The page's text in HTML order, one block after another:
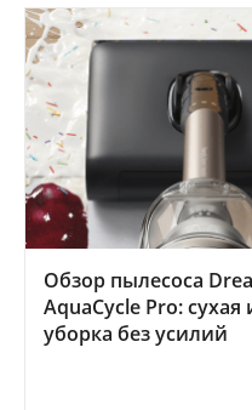
Обзор пылесоса
AquaCycle Pro:
уборка без усилий